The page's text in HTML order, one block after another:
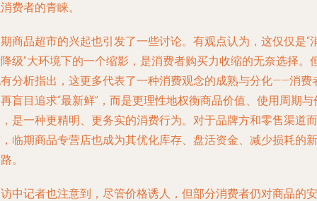
费者的青睐。
商品超市的兴起也引发了一些讨论。有观点认为，这仅仅是“
级”大环境下的一个缩影，是消费者购买力收缩的无奈选择。
分析指出，这更多代表了一种消费观念的成熟与分化——消费
盲目追求“最新鲜”，而是更理性地权衡商品价值、使用周期与
是一种更精明、更务实的消费行为。对于品牌方和零售渠道而
临期商品专营店也成为其优化库存、盘活资金、减少损耗的新
。
中记者也注意到，尽管价格诱人，但部分消费者仍对商品的安